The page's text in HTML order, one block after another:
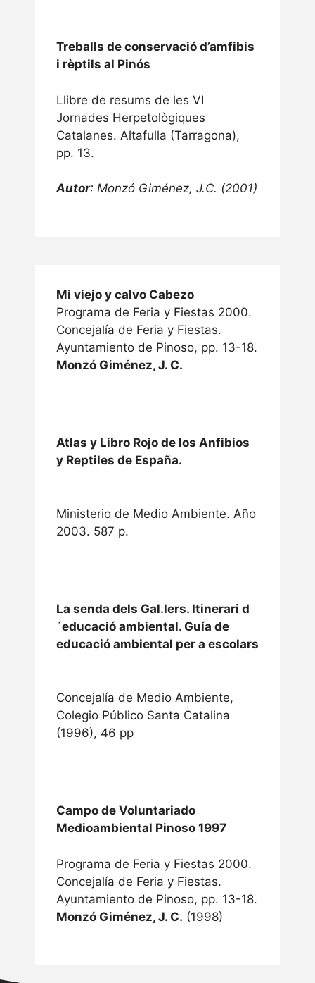
Treballs de conservació d’amfibis
i rèptils al Pinós
Llibre de resums de les VI
Jornades Herpetològiques
Catalanes. Altafulla (Tarragona),
pp. 13.
Autor : Monzó Giménez, J.C. (2001)
Mi viejo y calvo Cabezo
Programa de Feria y Fiestas 2000.
Concejalía de Feria y Fiestas.
Ayuntamiento de Pinoso, pp. 13-18.
Monzó Giménez, J. C.
Atlas y Libro Rojo de los Anfibios
y Reptiles de España.
Ministerio de Medio Ambiente. Año
2003. 587 p.
La senda dels Gal.lers. Itinerari d
´educació ambiental. Guía de
educació ambiental per a escolars
Concejalía de Medio Ambiente,
Colegio Público Santa Catalina
(1996), 46 pp
Campo de Voluntariado
Medioambiental Pinoso 1997
Programa de Feria y Fiestas 2000.
Concejalía de Feria y Fiestas.
Ayuntamiento de Pinoso, pp. 13-18.
Monzó Giménez, J. C. (1998)